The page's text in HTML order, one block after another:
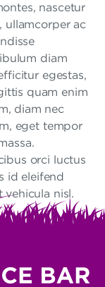
nascetur
ullamcorper ac
diam
egestas,
quam enim
diam nec
eget tempor
orci luctus
id eleifend
vehicula nisl.